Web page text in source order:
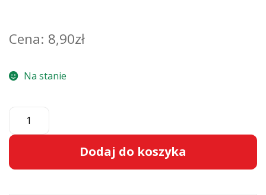
8,90zł
Na stanie
Świeca
zapłonowa
Opel
Dodaj do koszyka